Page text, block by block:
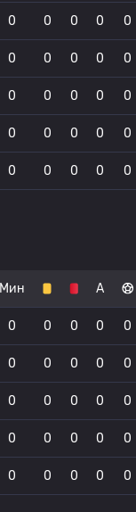
0 0 0 0 0
0 0 0 0 0
0 0 0 0 0
0 0 0 0 0
0 0 0 0 0
Мин А
0 0 0 0 0
0 0 0 0 0
0 0 0 0 0
0 0 0 0 0
0 0 0 0 0